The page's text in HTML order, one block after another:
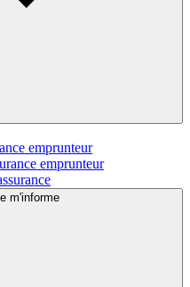
emprunteur
emprunteur
m'informe